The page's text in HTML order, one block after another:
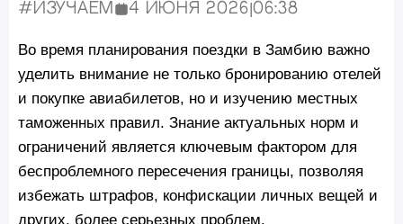
#Изучаем Опубликовано:
4 июня 2026 |06:38
Во время планирования поездки в Замбию важно
уделить внимание не только бронированию отелей
и покупке авиабилетов, но и изучению местных
таможенных правил. Знание актуальных норм и
ограничений является ключевым фактором для
беспроблемного пересечения границы, позволяя
избежать штрафов, конфискации личных вещей и
других, более серьезных проблем.